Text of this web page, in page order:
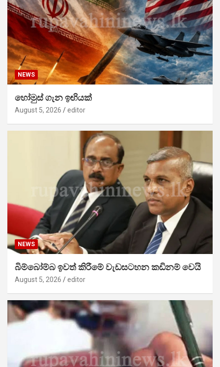
NEWS
හෝමුස් ගැන ඉඟියක්
August 5, 2026 editor
NEWS
බිම්බෝම්බ ඉවත් කිරීමේ වැඩසටහන කඩිනම් වෙයි
August 5, 2026 editor